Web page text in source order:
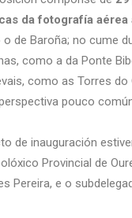
da fotografía aérea
de Baroña; no cume
como a da Ponte
como as Torres
pouco
de inauguración
Provincial de
Pereira, e o